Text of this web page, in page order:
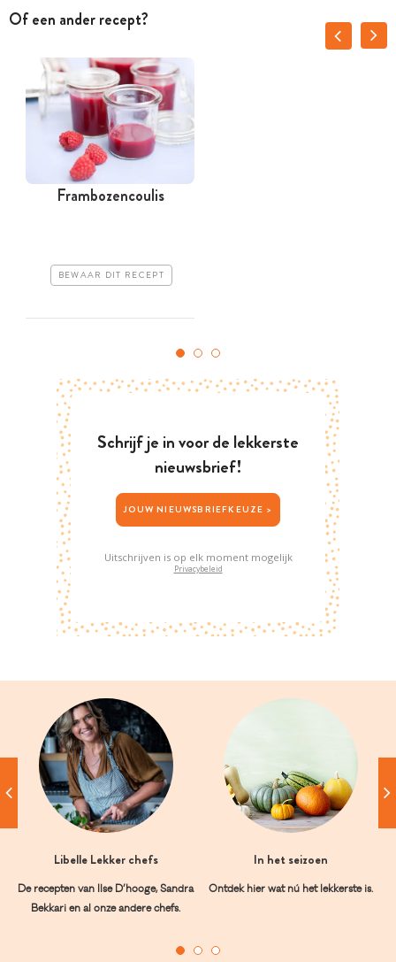
Of een ander recept?
Frambozencoulis
BEWAAR DIT RECEPT
Schrijf je in voor de lekkerste
nieuwsbrief!
JOUW NIEUWSBRIEFKEUZE >
Uitschrijven is op elk moment mogelijk
Privacybeleid
Libelle Lekker chefs
De recepten van Ilse D’hooge, Sandra
Bekkari en al onze andere chefs.
In het seizoen
Ontdek hier wat nú het lekkerste is.